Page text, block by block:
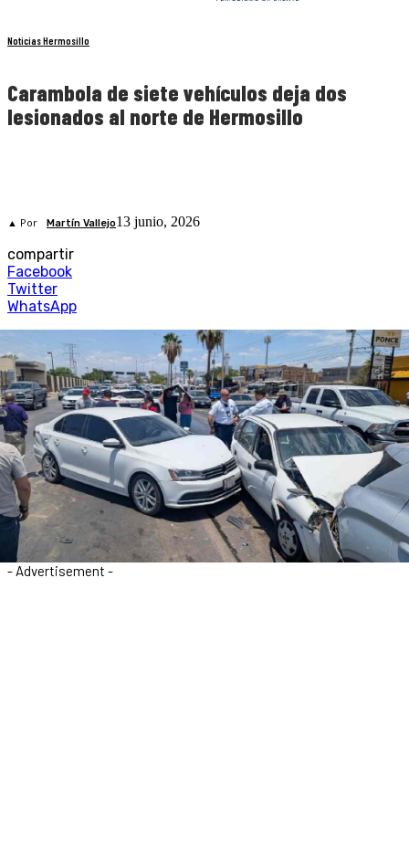
Noticias Hermosillo
Carambola de siete vehículos deja dos
lesionados al norte de Hermosillo
▲ Por Martín Vallejo13 junio, 2026
compartir
Facebook
Twitter
WhatsApp
- Advertisement -